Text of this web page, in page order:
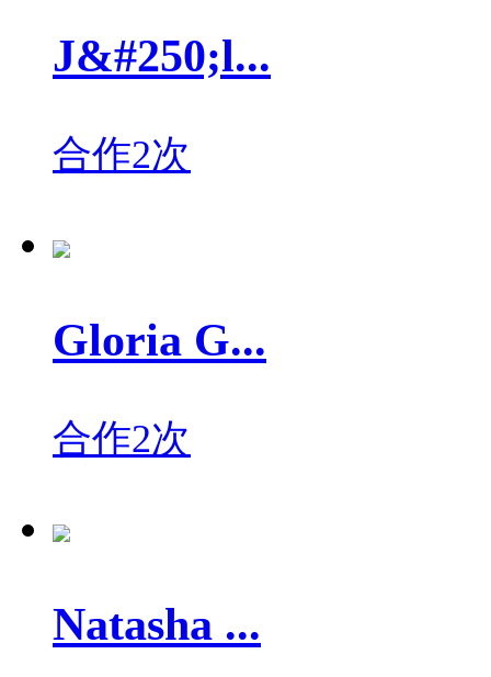
J&#250;l...
合作2次
Gloria G...
合作2次
Natasha ...